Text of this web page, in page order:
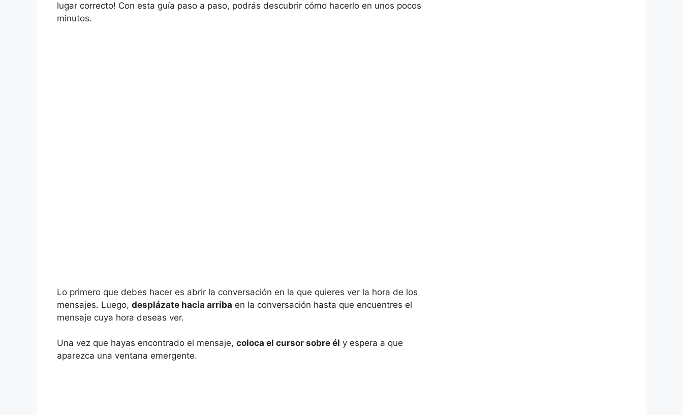
lugar correcto! Con esta guía paso a paso, podrás descubrir cómo hacerlo en unos pocos
minutos.
Lo primero que debes hacer es abrir la conversación en la que quieres ver la hora de los
mensajes. Luego, desplázate hacia arriba en la conversación hasta que encuentres el
mensaje cuya hora deseas ver.
Una vez que hayas encontrado el mensaje, coloca el cursor sobre él y espera a que
aparezca una ventana emergente.